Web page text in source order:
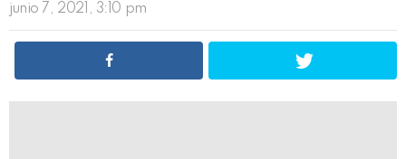
junio 7, 2021, 3:10 pm